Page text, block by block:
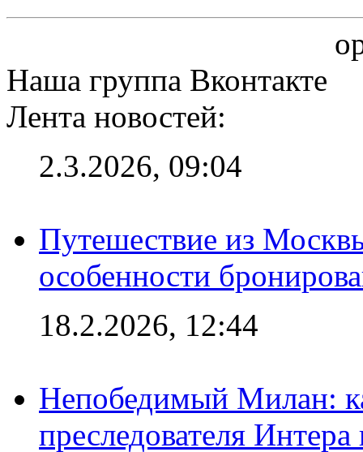
Наша группа Вконтакте
Лента новостей:
2.3.2026, 09:04
Путешествие из
особенности
18.2.2026, 12:44
Непобедимый Милан:
преследователя